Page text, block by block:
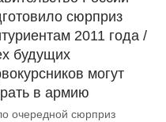
сюрприз
2011 года /
будущих
могут
в армию
очередной сюрприз